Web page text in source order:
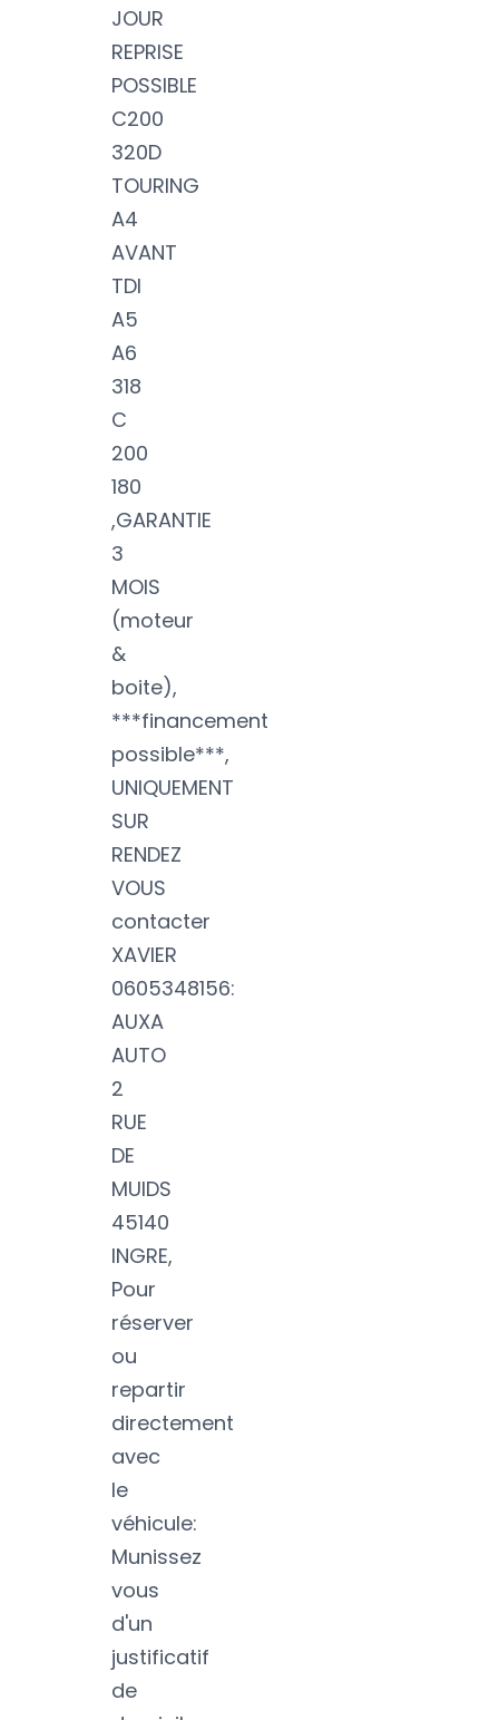
JOUR
REPRISE
POSSIBLE
C200
320D
TOURING
A4
AVANT
TDI
A5
A6
318
C
200
180
,GARANTIE
3
MOIS
(moteur
&
boite),
***financement
possible***,
UNIQUEMENT
SUR
RENDEZ
VOUS
contacter
XAVIER
0605348156:
AUXA
AUTO
2
RUE
DE
MUIDS
45140
INGRE,
Pour
réserver
ou
repartir
directement
avec
le
véhicule:
Munissez
vous
d'un
justificatif
de